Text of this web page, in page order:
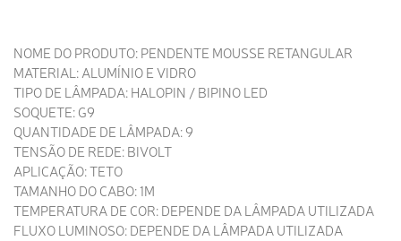
NOME DO PRODUTO: PENDENTE MOUSSE RETANGULAR
MATERIAL: ALUMÍNIO E VIDRO
TIPO DE LÂMPADA: HALOPIN / BIPINO LED
SOQUETE: G9
QUANTIDADE DE LÂMPADA: 9
TENSÃO DE REDE: BIVOLT
APLICAÇÃO: TETO
TAMANHO DO CABO: 1M
TEMPERATURA DE COR: DEPENDE DA LÂMPADA UTILIZADA
FLUXO LUMINOSO: DEPENDE DA LÂMPADA UTILIZADA